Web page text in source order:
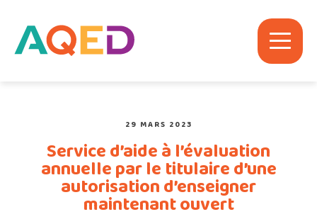
29 MARS 2023
Service d’aide à l’évaluation
annuelle par le titulaire d’une
autorisation d’enseigner
maintenant ouvert